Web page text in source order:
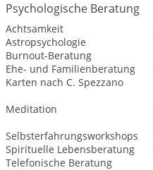
Psychologische Beratung
Achtsamkeit
Astropsychologie
Burnout-Beratung
Ehe- und Familienberatung
Karten nach C. Spezzano
Meditation
Selbsterfahrungsworkshops
Spirituelle Lebensberatung
Telefonische Beratung